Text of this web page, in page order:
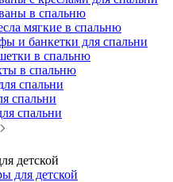
в спальню
мягкие в спальню
и банкетки для спальни
в спальню
в спальню
спальни
спальни
спальни
детской
для детской